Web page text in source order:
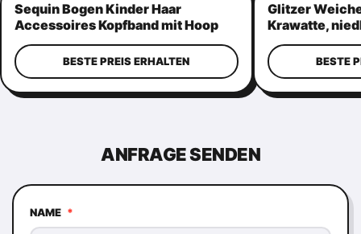
Sequin Bogen Kinder Haar
Accessoires Kopfband mit Hoop
rosa Farbe
BESTE PREIS ERHALTEN
Glitzer
Krawatte,
Pink kleiner
BESTE
ANFRAGE SENDEN
NAME *